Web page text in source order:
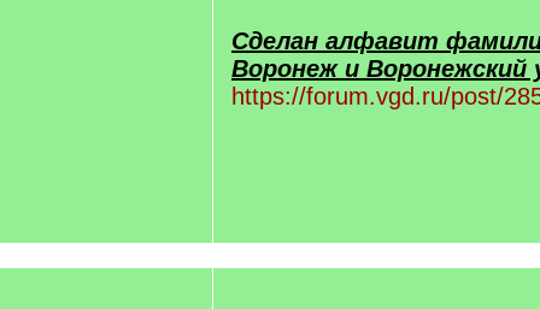
Сделан алфавит
Воронеж и Воронежский
https://forum.vgd.ru/post/